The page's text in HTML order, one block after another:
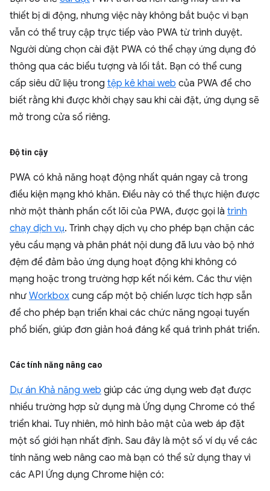
thiết bị di động, nhưng việc này không bắt buộc vì bạn
vẫn có thể truy cập trực tiếp vào PWA từ trình duyệt.
Người dùng chọn cài đặt PWA có thể chạy ứng dụng đó
thông qua các biểu tượng và lối tắt. Bạn có thể cung
cấp siêu dữ liệu trong tệp kê khai web của PWA để cho
biết rằng khi được khởi chạy sau khi cài đặt, ứng dụng sẽ
mở trong cửa sổ riêng.
Độ tin cậy
PWA có khả năng hoạt động nhất quán ngay cả trong
điều kiện mạng khó khăn. Điều này có thể thực hiện được
nhờ một thành phần cốt lõi của PWA, được gọi là trình
chạy dịch vụ. Trình chạy dịch vụ cho phép bạn chặn các
yêu cầu mạng và phân phát nội dung đã lưu vào bộ nhớ
đệm để đảm bảo ứng dụng hoạt động khi không có
mạng hoặc trong trường hợp kết nối kém. Các thư viện
như Workbox cung cấp một bộ chiến lược tích hợp sẵn
để cho phép bạn triển khai các chức năng ngoại tuyến
phổ biến, giúp đơn giản hoá đáng kể quá trình phát triển.
Các tính năng nâng cao
Dự án Khả năng web giúp các ứng dụng web đạt được
nhiều trường hợp sử dụng mà Ứng dụng Chrome có thể
triển khai. Tuy nhiên, mô hình bảo mật của web áp đặt
một số giới hạn nhất định. Sau đây là một số ví dụ về các
tính năng web nâng cao mà bạn có thể sử dụng thay vì
các API Ứng dụng Chrome hiện có: